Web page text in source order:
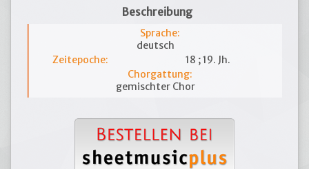
Beschreibung
Sprache:
deutsch
Zeitepoche:
18 ; 19. Jh.
Chorgattung:
gemischter Chor